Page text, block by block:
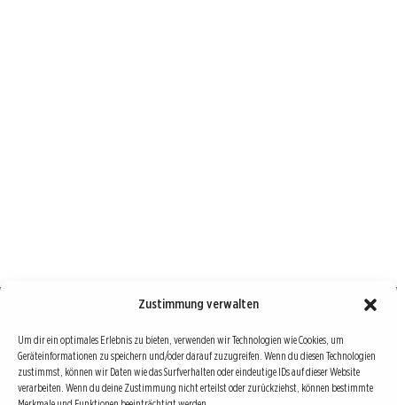
Zustimmung verwalten
Um dir ein optimales Erlebnis zu bieten, verwenden wir Technologien wie Cookies, um
Geräteinformationen zu speichern und/oder darauf zuzugreifen. Wenn du diesen Technologien
zustimmst, können wir Daten wie das Surfverhalten oder eindeutige IDs auf dieser Website
verarbeiten. Wenn du deine Zustimmung nicht erteilst oder zurückziehst, können bestimmte
Börse : lokal, international, global
Erfolgreiche Börsengeschäfte bedingen vor allem drei Dinge: Verlässliche Informationen,
richtige Interpretationen und unabhängige Informationsquellen. Diese drei Bausteine sind